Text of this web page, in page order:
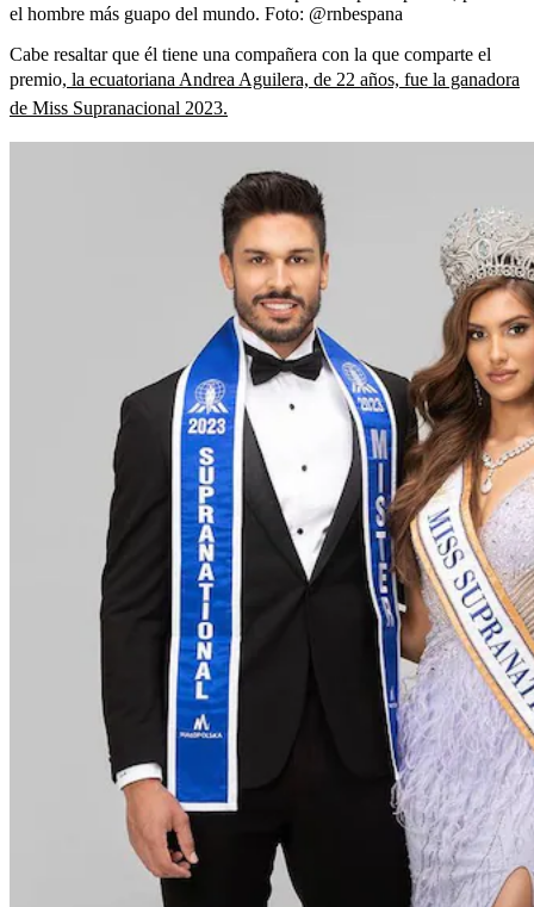
el hombre más guapo del mundo. Foto: @rnbespana
Cabe resaltar que él tiene una compañera con la que comparte el
premio, la ecuatoriana Andrea Aguilera, de 22 años, fue la ganadora
de Miss Supranacional 2023.